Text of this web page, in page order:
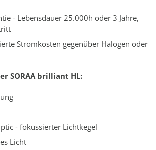
- Lebensdauer 25.000h oder 3 Jahre,
Stromkosten gegenüber Halogen oder
SORAA brilliant HL:
- fokussierter Lichtkegel
Licht